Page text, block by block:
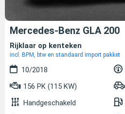
Mercedes-Benz GLA 200
Rijklaar op kenteken
incl. BPM, btw en standaard import pakket
10/2018
156 PK (115 KW)
Handgeschakeld